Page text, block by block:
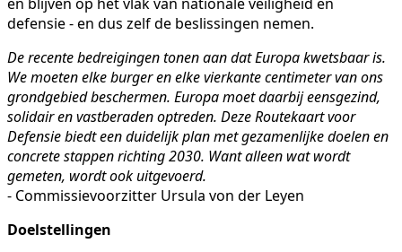
defensie - en dus zelf de beslissingen nemen.
De recente bedreigingen tonen aan dat Europa kwetsbaar is.
We moeten elke burger en elke vierkante centimeter van ons
grondgebied beschermen. Europa moet daarbij eensgezind,
solidair en vastberaden optreden. Deze Routekaart voor
Defensie biedt een duidelijk plan met gezamenlijke doelen en
concrete stappen richting 2030. Want alleen wat wordt
gemeten, wordt ook uitgevoerd.
- Commissievoorzitter Ursula von der Leyen
Doelstellingen